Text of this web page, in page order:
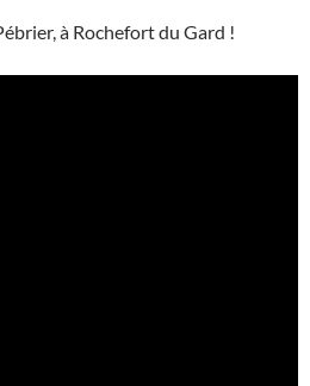
à Rochefort du Gard !